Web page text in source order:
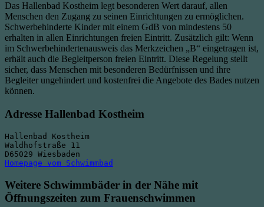
Das Hallenbad Kostheim legt besonderen Wert darauf, allen
Menschen den Zugang zu seinen Einrichtungen zu ermöglichen.
Schwerbehinderte Kinder mit einem GdB von mindestens 50
erhalten in allen Einrichtungen freien Eintritt. Zusätzlich gilt: Wenn
im Schwerbehindertenausweis das Merkzeichen „B“ eingetragen ist,
erhält auch die Begleitperson freien Eintritt. Diese Regelung stellt
sicher, dass Menschen mit besonderen Bedürfnissen und ihre
Begleiter ungehindert und kostenfrei die Angebote des Bades nutzen
können.
Adresse Hallenbad Kostheim
Hallenbad Kostheim
Waldhofstraße 11
D65029 Wiesbaden
Homepage vom Schwimmbad
Weitere Schwimmbäder in der Nähe mit
Öffnungszeiten zum Frauenschwimmen